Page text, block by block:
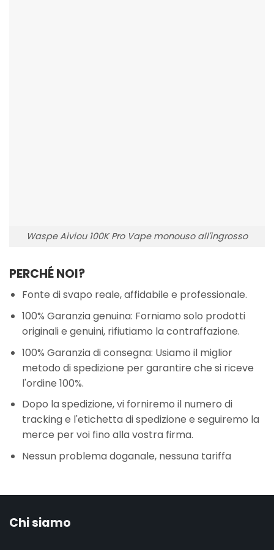
Waspe Aiviou 100K Pro Vape monouso all'ingrosso
PERCHÉ NOI?
Fonte di svapo reale, affidabile e professionale.
100% Garanzia genuina: Forniamo solo prodotti
originali e genuini, rifiutiamo la contraffazione.
100% Garanzia di consegna: Usiamo il miglior
metodo di spedizione per garantire che si riceve
l'ordine 100%.
Dopo la spedizione, vi forniremo il numero di
tracking e l'etichetta di spedizione e seguiremo la
merce per voi fino alla vostra firma.
Nessun problema doganale, nessuna tariffa
Chi siamo